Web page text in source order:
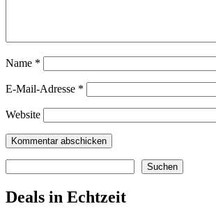
Name *
E-Mail-Adresse *
Website
Suchen
Deals in Echtzeit